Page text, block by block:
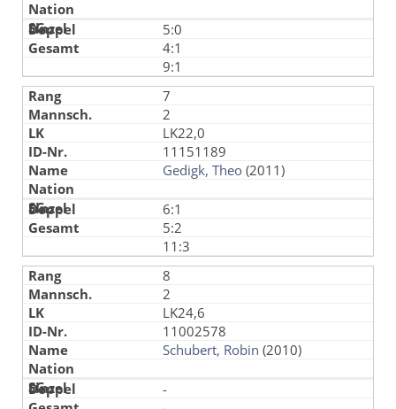
5:0
4:1
9:1
7
2
LK22,0
11151189
Gedigk, Theo (2011)
6:1
5:2
11:3
8
2
LK24,6
11002578
Schubert, Robin (2010)
-